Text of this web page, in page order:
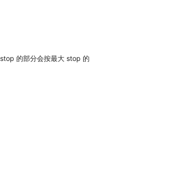
的部分会按最大 stop 的